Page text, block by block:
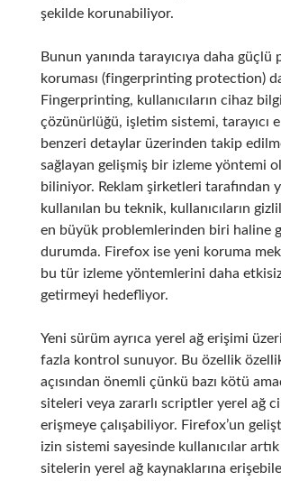
şekilde korunabiliyor.
Bunun yanında tarayıcıya daha güçlü
koruması (fingerprinting protection)
Fingerprinting, kullanıcıların cihaz
çözünürlüğü, işletim sistemi, tarayıcı
benzeri detaylar üzerinden takip
sağlayan gelişmiş bir izleme yöntemi
biliniyor. Reklam şirketleri tarafından
kullanılan bu teknik, kullanıcıların
en büyük problemlerinden biri haline
durumda. Firefox ise yeni koruma
bu tür izleme yöntemlerini daha
getirmeyi hedefliyor.
Yeni sürüm ayrıca yerel ağ erişimi
fazla kontrol sunuyor. Bu özellik
açısından önemli çünkü bazı kötü
siteleri veya zararlı scriptler yerel ağ
erişmeye çalışabiliyor. Firefox’un
izin sistemi sayesinde kullanıcılar
sitelerin yerel ağ kaynaklarına